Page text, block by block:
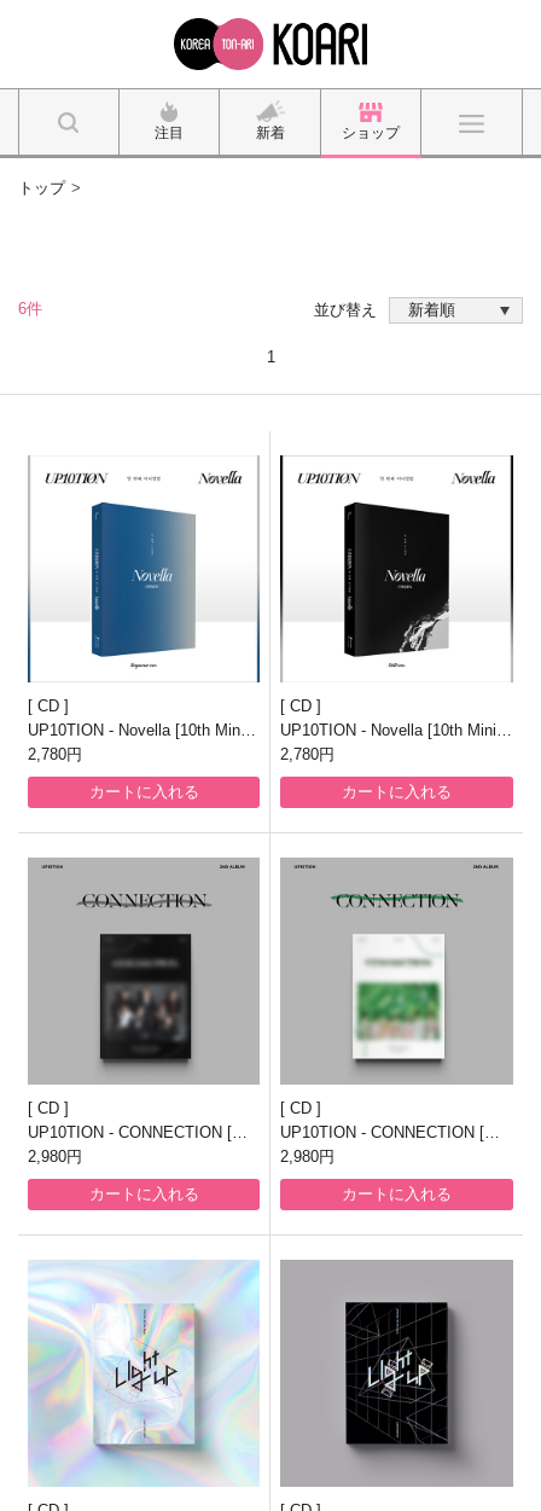
注目 新着 ショップ
トップ
6件
1
並び替え
CD
UP10TION - Novella [10th Mini A
lbum/Sequence ver.]
2,780円
カートに入れる
CD
UP10TION - Novella [10th Mini A
lbum/Still ver.]
2,780円
カートに入れる
CD
UP10TION - CONNECTION [正
規2集/silhouette ver.]
2,980円
カートに入れる
CD
UP10TION - CONNECTION [正
規2集/illuminate ver.]
2,980円
カートに入れる